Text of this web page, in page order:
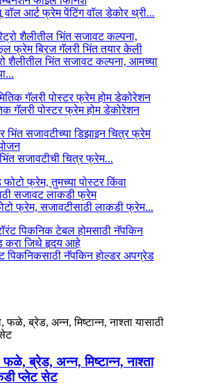
आर्ट फ्रेम पेंटिंग वॉल डेकोर थ्री...
शैलीतील भिंत सजावट कल्पना, आमच्या
गॅलरी पोस्टर फ्रेम होम डेकोरेशन
सजावटीची चित्र फ्रेम...
फ्रेम, सजावटीसाठी लाकडी फ्रेम...
पिकनिकसाठी नॅपकिन होल्डर अपग्रेड
ब्रेड, अन्न, मिष्टान्न, नाश्ता
प्लेट सेट